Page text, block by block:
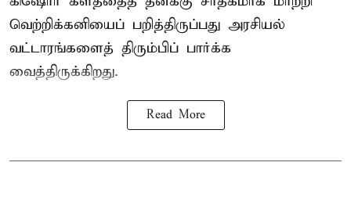
வெற்றிக்கனியைப் பறித்திருப்பது அரசியல்
வட்டாரங்களைத் திரும்பிப் பார்க்க
வைத்திருக்கிறது.
Read More